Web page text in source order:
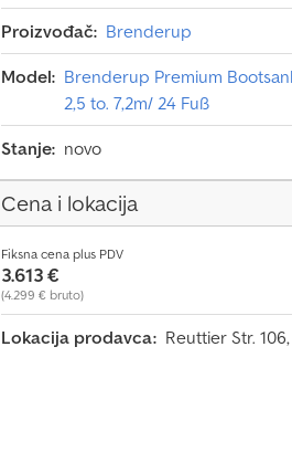
Proizvođač: Brenderup
Model: Brenderup Premium
2,5 to. 7,2m/ 24 Fuß
Stanje: novo
Cena i lokacija
Fiksna cena plus PDV
3.613 €
(4.299 € bruto)
Lokacija prodavca: Reuttier Str.